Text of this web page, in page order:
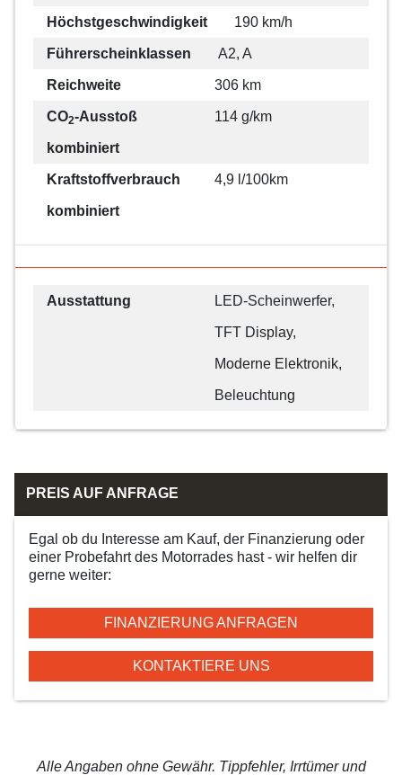
Höchstgeschwindigkeit 190 km/h
Führerscheinklassen A2, A
Reichweite 306 km
CO2-Ausstoß
kombiniert
114 g/km
Kraftstoffverbrauch
kombiniert
4,9 l/100km
Ausstattung LED-Scheinwerfer,
TFT Display,
Moderne Elektronik,
Beleuchtung
PREIS AUF ANFRAGE
Egal ob du Interesse am Kauf, der Finanzierung oder
einer Probefahrt des Motorrades hast - wir helfen dir
gerne weiter:
FINANZIERUNG ANFRAGEN
KONTAKTIERE UNS
Alle Angaben ohne Gewähr. Tippfehler, Irrtümer und